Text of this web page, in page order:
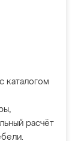
каталогом
расчёт